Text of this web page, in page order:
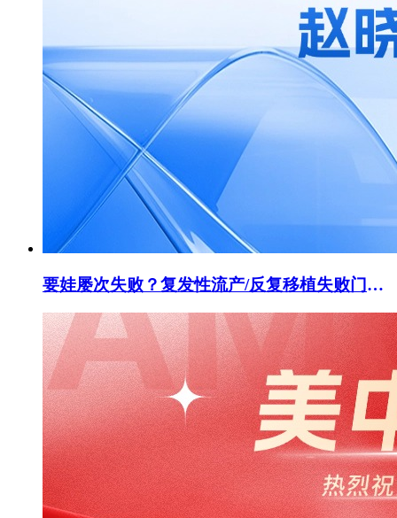
要娃屡次失败？复发性流产/反复移植失败门诊开诊！